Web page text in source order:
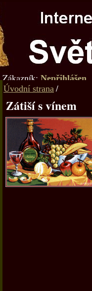
Zákazník: Nepřihlášen
Úvodní strana /
Zátiší s vínem